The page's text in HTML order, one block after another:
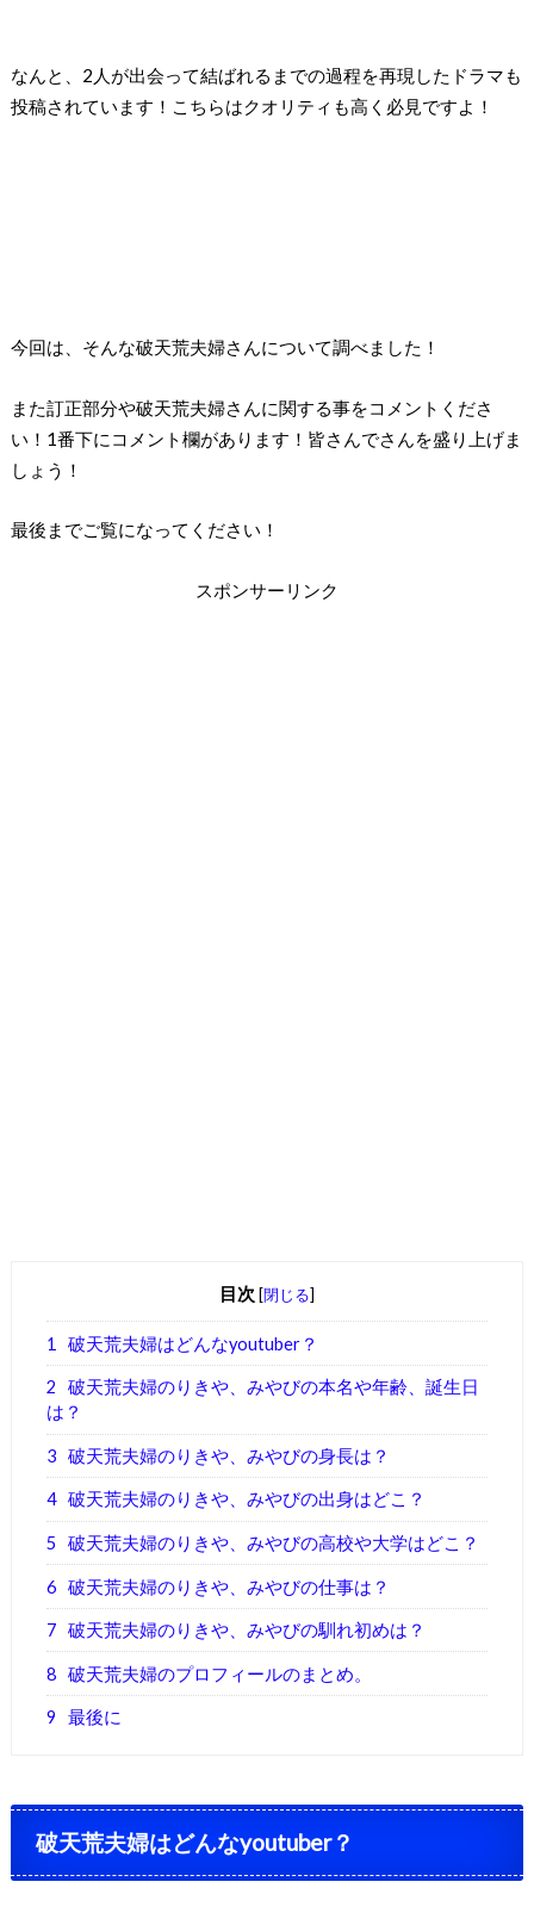
なんと、 2 人が出会って結ばれるまでの過程を再現したドラマも
投稿されています！こちらはクオリティも高く必見ですよ！
今回は、そんな破天荒夫婦さんについて調べました！
また訂正部分や破天荒夫婦さんに関する事をコメントくださ
い！ 1番下にコメント欄があります！皆さんでさんを盛り上げま
しょう！
最後までご覧になってください！
スポンサーリンク
目次 [閉じる]
1 破天荒夫婦はどんなyoutuber？
2
破天荒夫婦のりきや、みやびの本名や年齢、誕生日
は？
3 破天荒夫婦のりきや、みやびの身長は？
4 破天荒夫婦のりきや、みやびの出身はどこ？
5 破天荒夫婦のりきや、みやびの高校や大学はどこ？
6 破天荒夫婦のりきや、みやびの仕事は？
7 破天荒夫婦のりきや、みやびの馴れ初めは？
8 破天荒夫婦のプロフィールのまとめ。
9 最後に
破天荒夫婦はどんなyoutuber？